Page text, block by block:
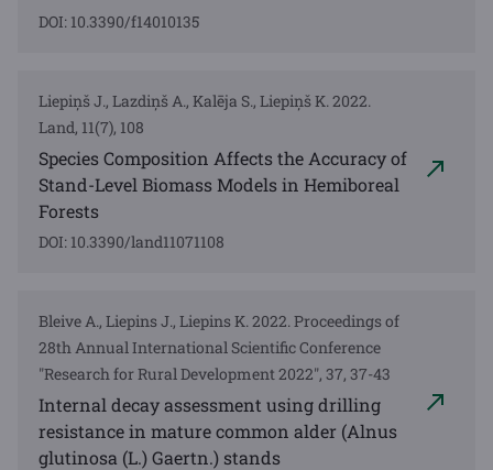
DOI: 10.3390/f14010135
Liepiņš J., Lazdiņš A., Kalēja S., Liepiņš K. 2022.
Land, 11(7), 108
Species Composition Affects the Accuracy of
Stand-Level Biomass Models in Hemiboreal
Forests
DOI: 10.3390/land11071108
Bleive A., Liepins J., Liepins K. 2022. Proceedings of
28th Annual International Scientific Conference
"Research for Rural Development 2022", 37, 37-43
Internal decay assessment using drilling
resistance in mature common alder (Alnus
glutinosa (L.) Gaertn.) stands